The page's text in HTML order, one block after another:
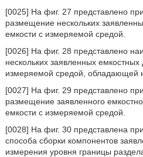
[0025] На фиг. 27 представлено
размещение нескольких
емкости с измеряемой средой.
[0026] На фиг. 28 представлено
нескольких заявленных емкостных
измеряемой средой, обладающей
[0027] На фиг. 29 представлено
размещение заявленного
емкости с измеряемой средой.
[0028] На фиг. 30 представлена
способа сборки компонентов
измерения уровня границы